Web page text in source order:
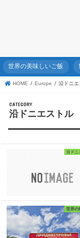
世界の美味しいご飯
HOME Europe 沿ドニエ
沿ドニエストル
沿ドニ
世界の